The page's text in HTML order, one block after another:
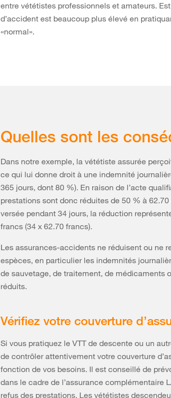
entre vététistes professionnels et amateurs.
d’accident est beaucoup plus élevé en
«normal».
Quelles sont les
Dans notre exemple, la vététiste assurée
ce qui lui donne droit à une indemnité
365 jours, dont 80 %). En raison de l’acte
prestations sont donc réduites de 50 % à
versée pendant 34 jours, la réduction
francs (34 x 62.70 francs).
Les assurances-accidents ne réduisent ou ne
espèces, en particulier les indemnités
de sauvetage, de traitement, de médicaments
réduits.
Vérifiez votre couverture
Si vous pratiquez le VTT de descente ou un
de contrôler attentivement votre couverture
fonction de vos besoins. Il est conseillé de
dans le cadre de l’assurance complémentaire
refus des prestations. Les vététistes